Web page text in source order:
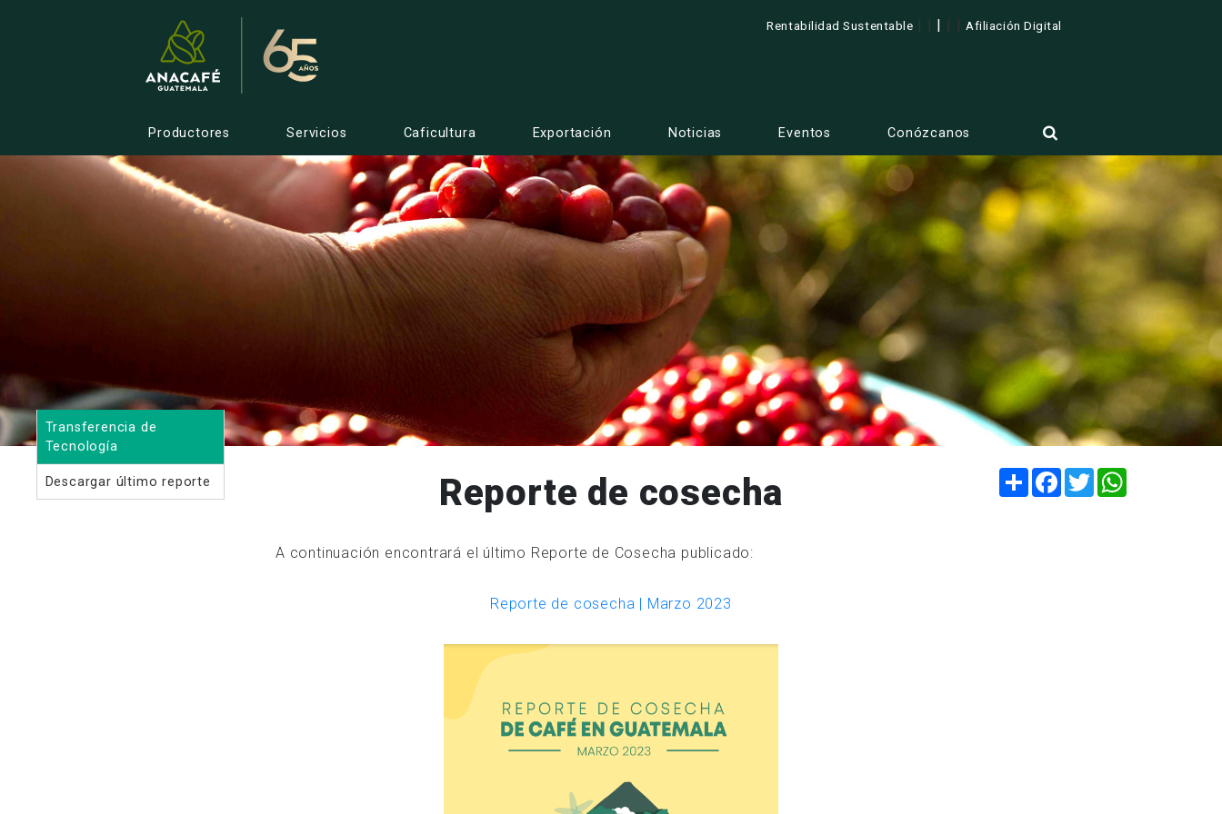
Rentabilidad Sustentable | | | | |Afiliación Digital
Productores Servicios Caficultura Exportación Noticias Eventos Conózcanos
Transferencia de
Tecnología
Descargar último reporte Reporte de cosecha
A continuación encontrará el último Reporte de Cosecha publicado:
Reporte de cosecha | Marzo 2023
CompartirFacebook
TwitterWhatsApp